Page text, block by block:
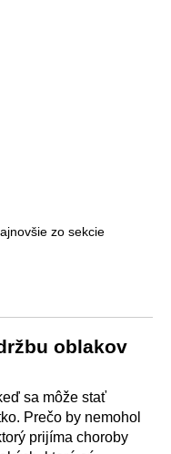
zo sekcie
oblakov
sa môže stať
Prečo by nemohol
prijíma choroby